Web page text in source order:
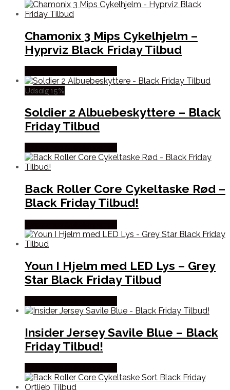
Chamonix 3 Mips Cykelhjelm –
Hyprviz Black Friday Tilbud
Udsalg 15%
Soldier 2 Albuebeskyttere – Black
Friday Tilbud
Back Roller Core Cykeltaske Rød –
Black Friday Tilbud!
Youn I Hjelm med LED Lys – Grey
Star Black Friday Tilbud
Insider Jersey Savile Blue – Black
Friday Tilbud!